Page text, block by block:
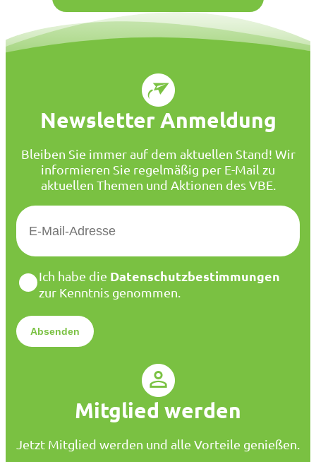
Newsletter Anmeldung
Bleiben Sie immer auf dem aktuellen Stand! Wir
informieren Sie regelmäßig per E-Mail zu
aktuellen Themen und Aktionen des VBE.
E
M
*
D
a
e
n
*
Ich habe die Datenschutzbestimmungen
zur Kenntnis genommen.
Mitglied werden
Jetzt Mitglied werden und alle Vorteile genießen.